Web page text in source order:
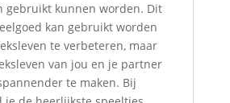
gebruikt kunnen worden. Dit
kan gebruikt worden
te verbeteren, maar
van jou en je partner
te maken. Bij